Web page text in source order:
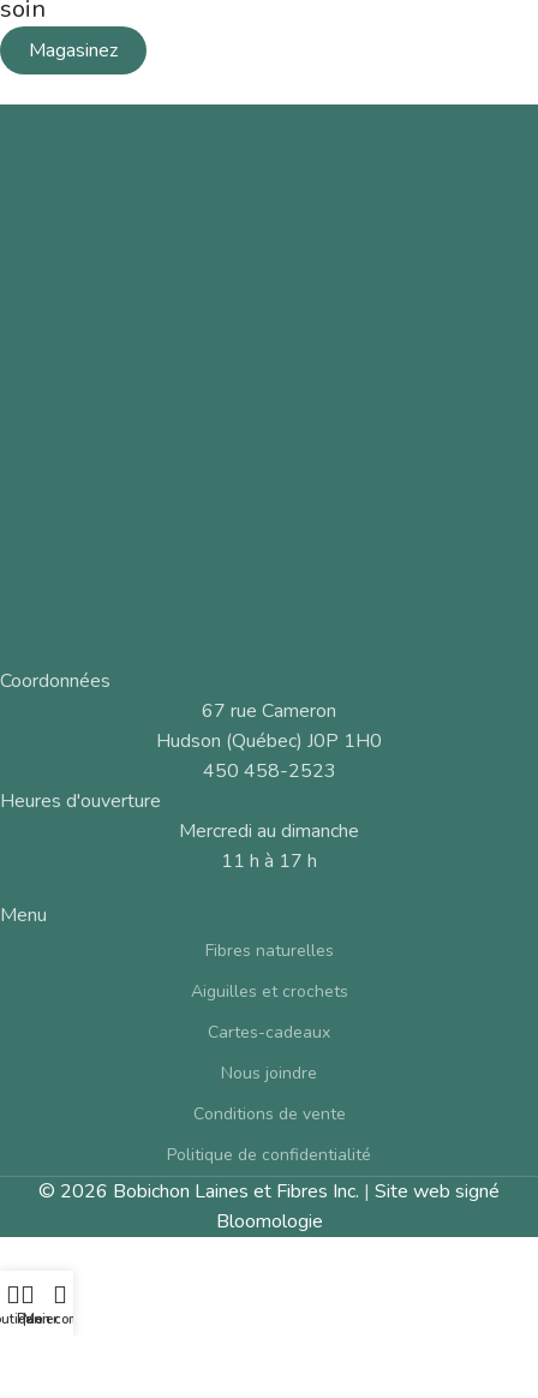
soin
Magasinez
Coordonnées
67 rue Cameron
Hudson (Québec) J0P 1H0
450 458-2523
Heures d'ouverture
Mercredi au dimanche
11 h à 17 h
Menu
Fibres naturelles
Aiguilles et crochets
Cartes-cadeaux
Nous joindre
Conditions de vente
Politique de confidentialité
© 2026 Bobichon Laines et Fibres Inc. | Site web signé
Bloomologie
Panier
Mon compte